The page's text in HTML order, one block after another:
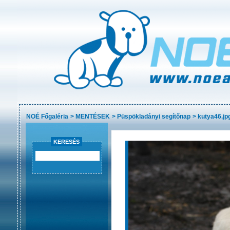
NOÉ Főgaléria >MENTÉSEK >Püspökladányi segítőnap >
KERESÉS